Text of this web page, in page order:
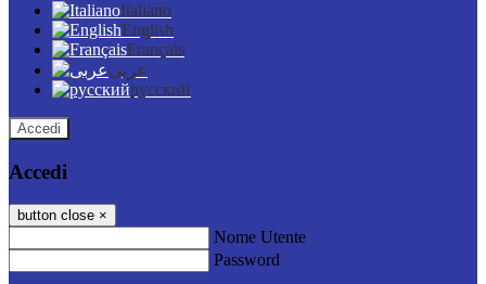
Italiano
English
Français
عربى
русский
Accedi
Accedi
button close ×
Nome Utente
Password